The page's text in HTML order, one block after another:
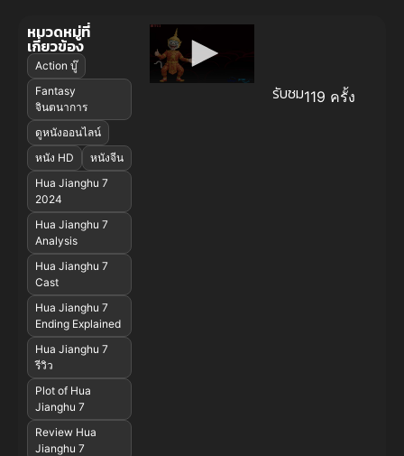
รับชม119 ครั้ง
หมวดหมู่ที่
เกี่ยวข้อง
Action บู๊
Fantasy
จินตนาการ
ดูหนังออนไลน์
หนัง HD
หนังจีน
Hua Jianghu 7
2024
Hua Jianghu 7
Analysis
Hua Jianghu 7
Cast
Hua Jianghu 7
Ending Explained
Hua Jianghu 7
รีวิว
Plot of Hua
Jianghu 7
Review Hua
Jianghu 7